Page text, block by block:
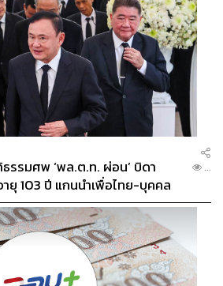
รมศพ ‘พล.ต.ท. ผ่อน’ บิดา
ยุ 103 ปี แกนนำเพื่อไทย-บุคคล
...